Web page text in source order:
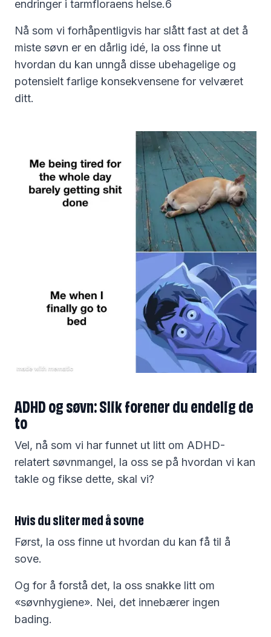
endringer i tarmfloraens helse.6
Nå som vi forhåpentligvis har slått fast at det å
miste søvn er en dårlig idé, la oss finne ut
hvordan du kan unngå disse ubehagelige og
potensielt farlige konsekvensene for velværet
ditt.
ADHD og søvn: Slik forener du endelig de
to
Vel, nå som vi har funnet ut litt om ADHD-
relatert søvnmangel, la oss se på hvordan vi kan
takle og fikse dette, skal vi?
Hvis du sliter med å sovne
Først, la oss finne ut hvordan du kan få til å
sove.
Og for å forstå det, la oss snakke litt om
«søvnhygiene». Nei, det innebærer ingen
bading.